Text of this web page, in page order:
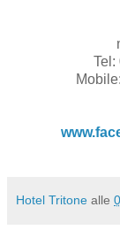
Hotel Tritone alle